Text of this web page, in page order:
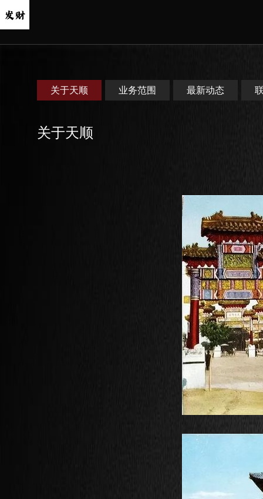
关于天顺 业务范围 最新动态
关于天顺